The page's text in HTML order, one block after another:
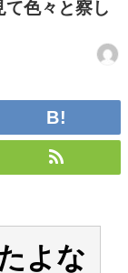
、師匠オードリー若
櫻坂46さん、多様性
。こういう偶然の方
真集の先行カット、
北野日奈子が生配
て色々と察し
よな